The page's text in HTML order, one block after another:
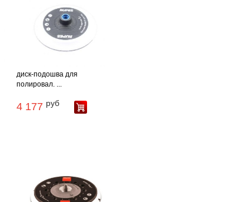
диск-подошва для
полировал. ...
4 177 руб